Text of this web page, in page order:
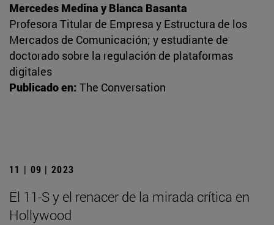
Mercedes Medina y Blanca Basanta
Profesora Titular de Empresa y Estructura de los
Mercados de Comunicación; y estudiante de
doctorado sobre la regulación de plataformas
digitales
Publicado en: The Conversation
11 | 09 | 2023
El 11-S y el renacer de la mirada crítica en
Hollywood